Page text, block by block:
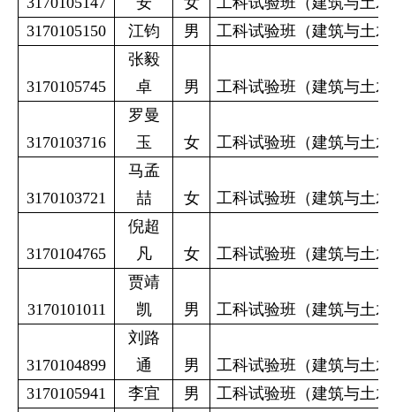
3170105150
江钧 男 工科试验班（建筑与土木
3170105745
张毅
卓
男 工科试验班（建筑与土木
3170103716
罗曼
玉
女 工科试验班（建筑与土木
3170103721
马孟
喆
女 工科试验班（建筑与土木
3170104765
倪超
凡
女 工科试验班（建筑与土木
3170101011
贾靖
凯
男 工科试验班（建筑与土木
3170104899
刘路
通
男
工科试验班（建筑与土木
3170105941
李宜 男 工科试验班（建筑与土木